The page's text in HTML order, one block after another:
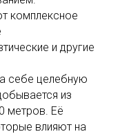
комплексное
и другие
себе целебную
из
метров. Её
влияют на